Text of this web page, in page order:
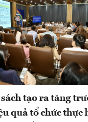
tạo ra tăng
quả tổ chức thực